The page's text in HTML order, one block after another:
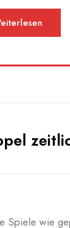
Spiele wie